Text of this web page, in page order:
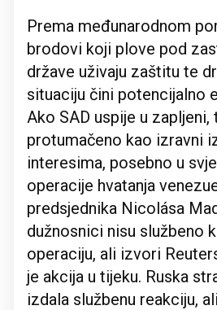
Prema međunarodnom
brodovi koji plove pod
države uživaju zaštitu te
situaciju čini potencijalno
Ako SAD uspije u
protumačeno kao izravni
interesima, posebno u
operacije hvatanja
predsjednika Nicolása
dužnosnici nisu službeno
operaciju, ali izvori
je akcija u tijeku. Ruska
izdala službenu reakciju,